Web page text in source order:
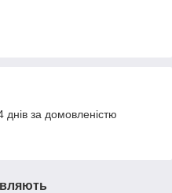
за домовленістю